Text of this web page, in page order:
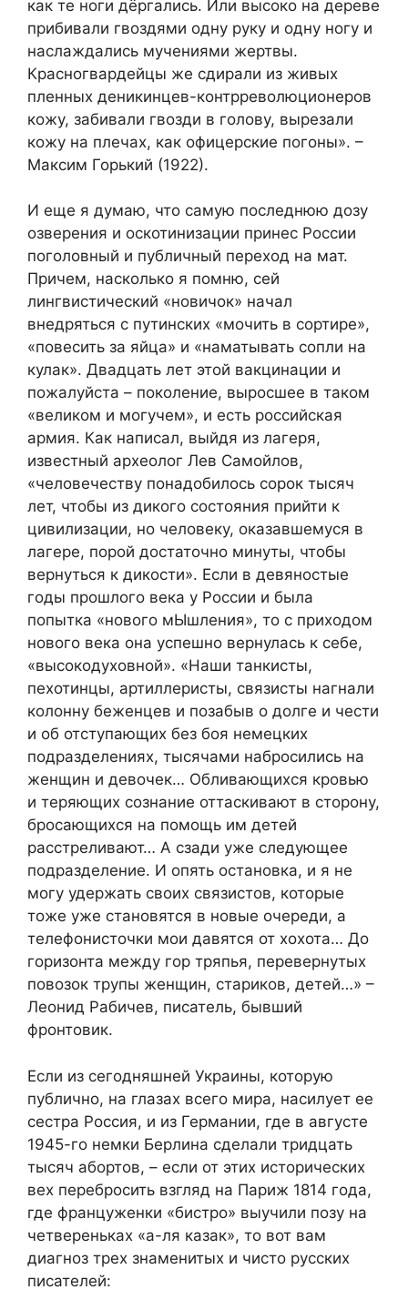
как те ноги дёргались. Или высоко на дереве
прибивали гвоздями одну руку и одну ногу и
наслаждались мучениями жертвы.
Красногвардейцы же сдирали из живых
пленных деникинцев-контрреволюционеров
кожу, забивали гвозди в голову, вырезали
кожу на плечах, как офицерские погоны». –
Максим Горький (1922).
И еще я думаю, что самую последнюю дозу
озверения и оскотинизации принес России
поголовный и публичный переход на мат.
Причем, насколько я помню, сей
лингвистический «новичок» начал
внедряться с путинских «мочить в сортире»,
«повесить за яйца» и «наматывать сопли на
кулак». Двадцать лет этой вакцинации и
пожалуйста – поколение, выросшее в таком
«великом и могучем», и есть российская
армия. Как написал, выйдя из лагеря,
известный археолог Лев Самойлов,
«человечеству понадобилось сорок тысяч
лет, чтобы из дикого состояния прийти к
цивилизации, но человеку, оказавшемуся в
лагере, порой достаточно минуты, чтобы
вернуться к дикости». Если в девяностые
годы прошлого века у России и была
попытка «нового мЫшления», то с приходом
нового века она успешно вернулась к себе,
«высокодуховной». «Наши танкисты,
пехотинцы, артиллеристы, связисты нагнали
колонну беженцев и позабыв о долге и чести
и об отступающих без боя немецких
подразделениях, тысячами набросились на
женщин и девочек… Обливающихся кровью
и теряющих сознание оттаскивают в сторону,
бросающихся на помощь им детей
расстреливают… А сзади уже следующее
подразделение. И опять остановка, и я не
могу удержать своих связистов, которые
тоже уже становятся в новые очереди, а
телефонисточки мои давятся от хохота… До
горизонта между гор тряпья, перевернутых
повозок трупы женщин, стариков, детей…» –
Леонид Рабичев, писатель, бывший
фронтовик.
Если из сегодняшней Украины, которую
публично, на глазах всего мира, насилует ее
сестра Россия, и из Германии, где в августе
1945-го немки Берлина сделали тридцать
тысяч абортов, – если от этих исторических
вех перебросить взгляд на Париж 1814 года,
где француженки «бистро» выучили позу на
четвереньках «а-ля казак», то вот вам
диагноз трех знаменитых и чисто русских
писателей: